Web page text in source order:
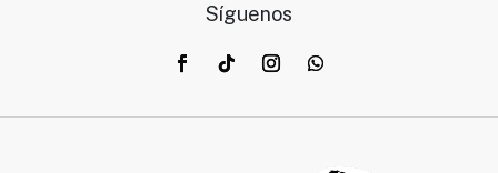
Síguenos